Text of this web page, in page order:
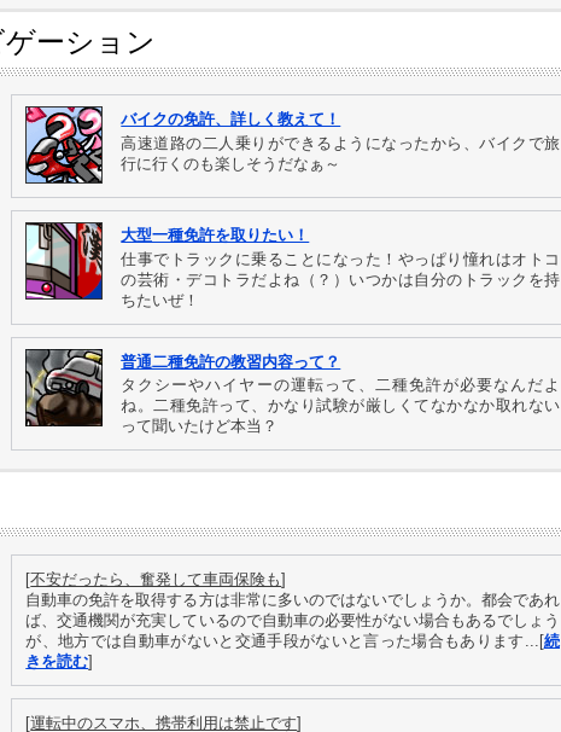
ーション
バイクの免許、詳しく教えて！
高速道路の二人乗りができるようになったから、バイクで旅
行に行くのも楽しそうだなぁ～
大型一種免許を取りたい！
仕事でトラックに乗ることになった！やっぱり憧れはオトコ
の芸術・デコトラだよね（？）いつかは自分のトラックを持
ちたいぜ！
普通二種免許の教習内容って？
タクシーやハイヤーの運転って、二種免許が必要なんだよ
ね。二種免許って、かなり試験が厳しくてなかなか取れない
って聞いたけど本当？
[不安だったら、奮発して車両保険も]
自動車の免許を取得する方は非常に多いのではないでしょうか。都会であれ
ば、交通機関が充実しているので自動車の必要性がない場合もあるでしょう
が、地方では自動車がないと交通手段がないと言った場合もあります...[続
きを読む]
[運転中のスマホ、携帯利用は禁止です]